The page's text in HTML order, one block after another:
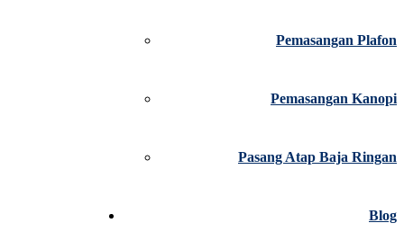
Pemasangan Plafon
Pemasangan Kanopi
Pasang Atap Baja Ringan
Blog